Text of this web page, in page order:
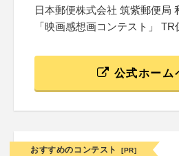
日本郵便株式会社 筑紫郵便局
「映画感想画コンテスト」 TR
公式ホーム
おすすめのコンテスト [PR]